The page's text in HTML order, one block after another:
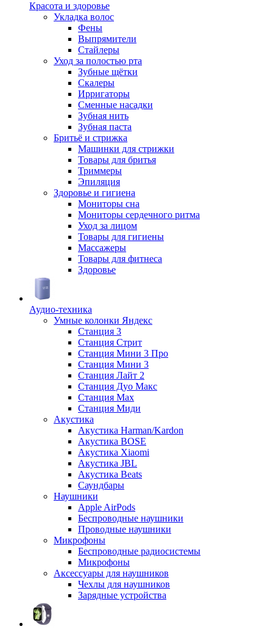
Красота и здоровье
Укладка волос
Фены
Выпрямители
Стайлеры
Уход за полостью рта
Зубные щётки
Скалеры
Ирригаторы
Сменные насадки
Зубная нить
Зубная паста
Бритьё и стрижка
Машинки для стрижки
Товары для бритья
Триммеры
Эпиляция
Здоровье и гигиена
Мониторы сна
Мониторы сердечного ритма
Уход за лицом
Товары для гигиены
Массажеры
Товары для фитнеса
Здоровье
Аудио-техника
Умные колонки Яндекс
Станция 3
Станция Стрит
Станция Мини 3 Про
Станция Мини 3
Станция Лайт 2
Станция Дуо Макс
Станция Max
Станция Миди
Акустика
Акустика Harman/Kardon
Акустика BOSE
Акустика Xiaomi
Акустика JBL
Акустика Beats
Саундбары
Наушники
Apple AirPods
Беспроводные наушники
Проводные наушники
Микрофоны
Беспроводные радиосистемы
Микрофоны
Аксессуары для наушников
Чехлы для наушников
Зарядные устройства